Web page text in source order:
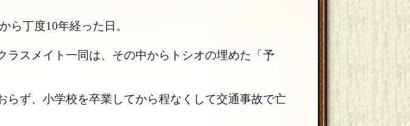
ら丁度10年経った日。
スメイト一同は、その中からトシオの埋めた「予
らず、小学校を卒業してから程なくして交通事故で亡